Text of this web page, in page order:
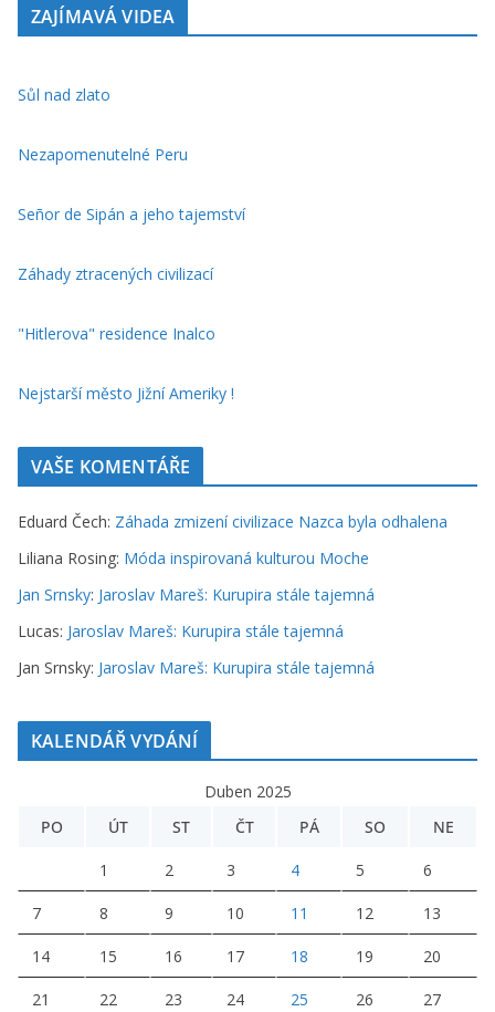
ZAJÍMAVÁ VIDEA
Sůl nad zlato
Nezapomenutelné Peru
Señor de Sipán a jeho tajemství
Záhady ztracených civilizací
"Hitlerova" residence Inalco
Nejstarší město Jižní Ameriky !
VAŠE KOMENTÁŘE
Eduard Čech: Záhada zmizení civilizace Nazca byla odhalena
Liliana Rosing: Móda inspirovaná kulturou Moche
Jan Srnsky: Jaroslav Mareš: Kurupira stále tajemná
Lucas: Jaroslav Mareš: Kurupira stále tajemná
Jan Srnsky: Jaroslav Mareš: Kurupira stále tajemná
KALENDÁŘ VYDÁNÍ
Duben 2025
PO
ÚT ST ČT PÁ SO NE
1 2 3 4 5 6
7 8 9 10 11 12 13
14 15 16 17 18 19 20
21 22 23 24 25 26 27